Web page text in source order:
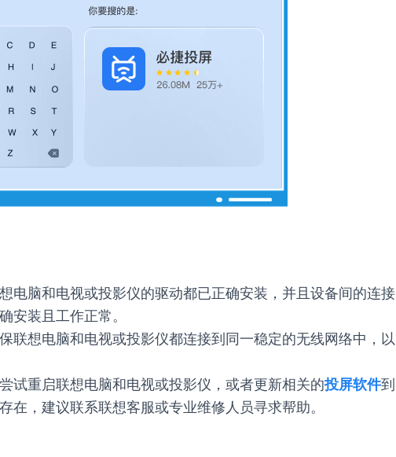
电脑和电视或投影仪的驱动都已正确安装，并且设备间的连接
安装且工作正常。
联想电脑和电视或投影仪都连接到同一稳定的无线网络中，以
试重启联想电脑和电视或投影仪，或者更新相关的投屏软件到
在，建议联系联想客服或专业维修人员寻求帮助。